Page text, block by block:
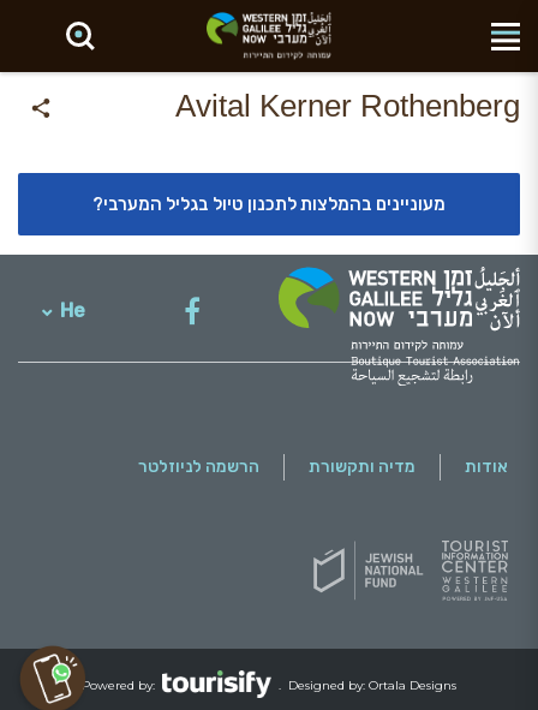
חפש באתר
Avital Kerner Rothenberg
מעוניינים בהמלצות לתכנון טיול בגליל המערבי?
He
אודות מדיה ותקשורת הרשמה לניוזלטר